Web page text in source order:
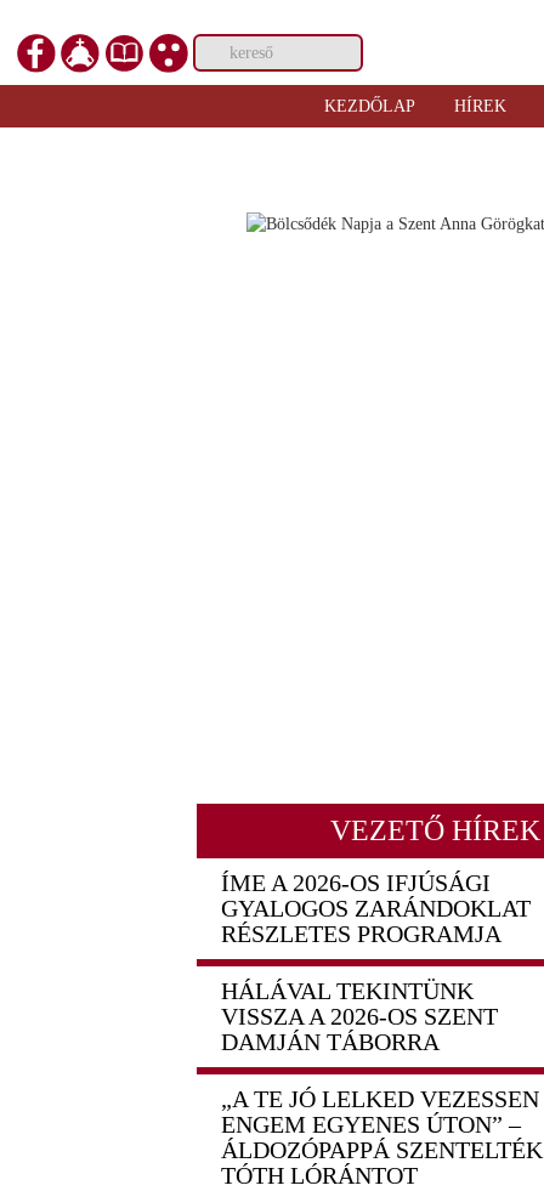
KEZDŐLAP HÍREK
VEZETŐ HÍREK
ÍME A 2026-OS IFJÚSÁGI
GYALOGOS ZARÁNDOKLAT
RÉSZLETES PROGRAMJA
HÁLÁVAL TEKINTÜNK
VISSZA A 2026-OS SZENT
DAMJÁN TÁBORRA
„A TE JÓ LELKED VEZESSEN
ENGEM EGYENES ÚTON” –
ÁLDOZÓPAPPÁ SZENTELTÉK
TÓTH LÓRÁNTOT